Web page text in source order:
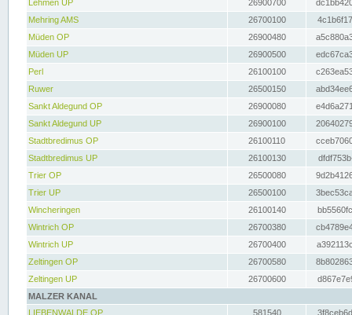
Lehmen UP
26900700
Mehring AMS
26700100
Müden OP
26900480
Müden UP
26900500
Perl
26100100
Ruwer
26500150
Sankt Aldegund OP
26900080
Sankt Aldegund UP
26900100
Stadtbredimus OP
26100110
Stadtbredimus UP
26100130
Trier OP
26500080
Trier UP
26500100
Wincheringen
26100140
Wintrich OP
26700380
Wintrich UP
26700400
Zeltingen OP
26700580
Zeltingen UP
26700600
MALZER KANAL
LIEBENWALDE OP
581540